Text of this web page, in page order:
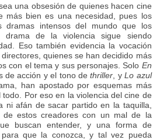
una obsesión de quienes hacen cine
más bien es una necesidad, pues los
dramas intensos del mundo que los
de la violencia sigue siendo
Eso también evidencia la vocación
quienes se han decidido más
con el tema y sus personajes. Solo En
de acción y el tono dethriller , yLo azul
han apostado por esquemas más
Por eso en la violencia del cine de
ni afán de sacar partido en la taquilla,
de estos creadores con un mal de la
buscan entender, y una forma de
que la conozca, y tal vez pueda